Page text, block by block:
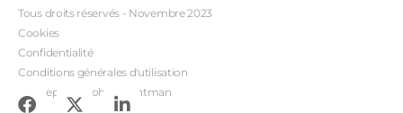
Tous droits réservés - Novembre 2023
Cookies
Confidentialité
Conditions générales d'utilisation
Conception : John Brightman